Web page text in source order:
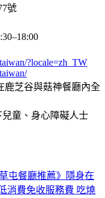
號
?locale=zh_TW
鹿芝谷與菇神餐廳內全
童、身心障礙人士
屯餐廳推薦》隱身在
消費免收服務費 吃燒